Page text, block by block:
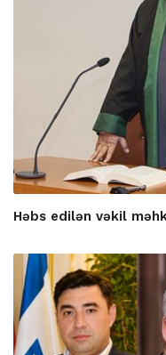
Həbs edilən vəkil